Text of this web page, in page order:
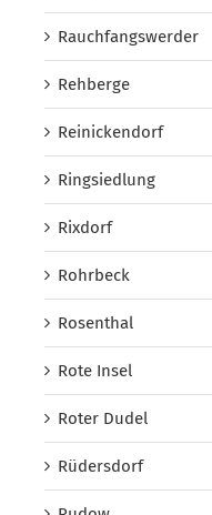
Rauchfangswerder
Rehberge
Reinickendorf
Ringsiedlung
Rixdorf
Rohrbeck
Rosenthal
Rote Insel
Roter Dudel
Rüdersdorf